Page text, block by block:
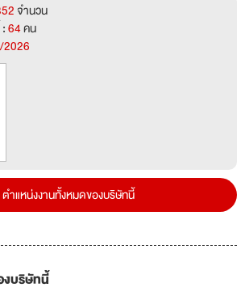
จำนวน
64คน
ตำแหน่งงานทั้งหมดของบริษัทนี้
งบริษัทนี้